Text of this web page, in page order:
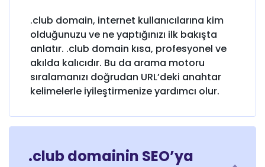
.club domain, internet kullanıcılarına kim
olduğunuzu ve ne yaptığınızı ilk bakışta
anlatır. .club domain kısa, profesyonel ve
akılda kalıcıdır. Bu da arama motoru
sıralamanızı doğrudan URL’deki anahtar
kelimelerle iyileştirmenize yardımcı olur.
.club domainin SEO’ya